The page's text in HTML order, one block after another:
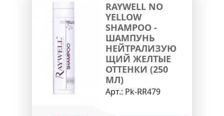
RAYWELL NO
YELLOW
SHAMPOO -
ШАМПУНЬ
НЕЙТРАЛИЗУЮ
ЩИЙ ЖЕЛТЫЕ
ОТТЕНКИ (250
МЛ)
Арт.: Pk-RR479